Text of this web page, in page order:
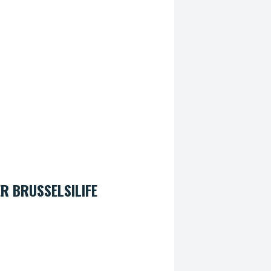
BRUSSELSILIFE